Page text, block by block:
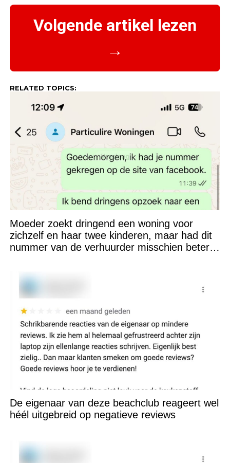
Volgende artikel lezen
→
RELATED TOPICS:
Moeder zoekt dringend een woning voor
zichzelf en haar twee kinderen, maar had dit
nummer van de verhuurder misschien beter
De eigenaar van deze beachclub reageert wel
héél uitgebreid op negatieve reviews